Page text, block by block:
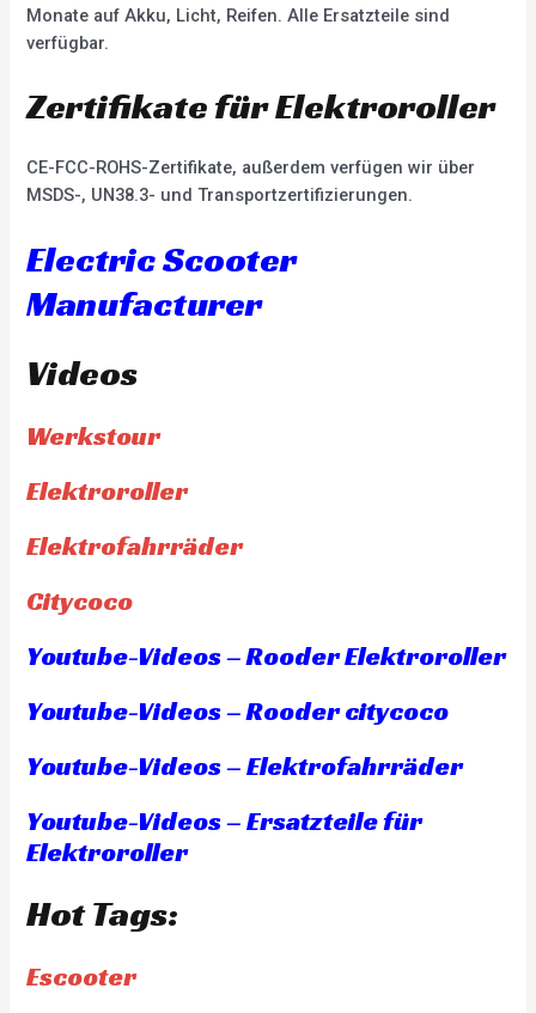
Monate auf Akku, Licht, Reifen. Alle Ersatzteile sind
verfügbar.
Zertifikate für Elektroroller
CE-FCC-ROHS-Zertifikate, außerdem verfügen wir über
MSDS-, UN38.3- und Transportzertifizierungen.
Electric Scooter
Manufacturer
Videos
Werkstour
Elektroroller
Elektrofahrräder
Citycoco
Youtube-Videos – Rooder Elektroroller
Youtube-Videos – Rooder citycoco
Youtube-Videos – Elektrofahrräder
Youtube-Videos – Ersatzteile für
Elektroroller
Hot Tags:
Escooter